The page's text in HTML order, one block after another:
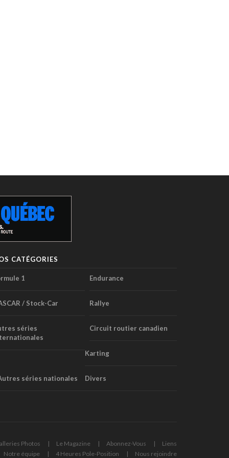
CATÉGORIES
1 Endurance
/ Stock-Car Rallye
séries
Circuit routier canadien
Karting
séries nationales Divers
Photos Le Magazine Abonnez-Vous
Liens
Notre équipe 4 Heures Pole-Position Nous rejoindre